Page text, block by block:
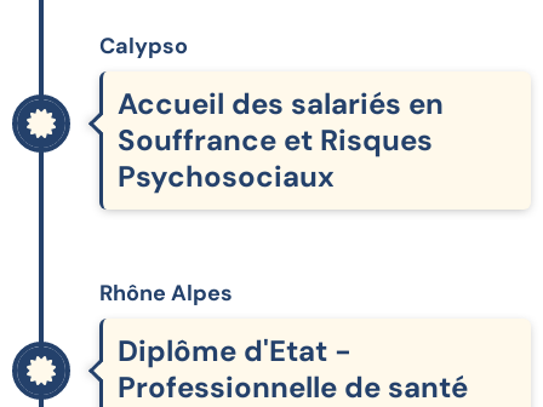
Calypso
Accueil des salariés en
Souffrance et Risques
Psychosociaux
Rhône Alpes
Diplôme d'Etat -
Professionnelle de santé